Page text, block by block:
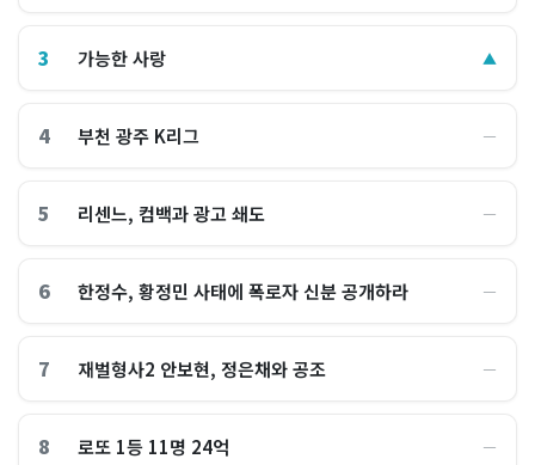
3 가능한 사랑 ▲
4 부천 광주 K리그 ―
5 리센느, 컴백과 광고 쇄도 ―
6 한정수, 황정민 사태에 폭로자 신분 공개하라 ―
7 재벌형사2 안보현, 정은채와 공조 ―
8 로또 1등 11명 24억 ―